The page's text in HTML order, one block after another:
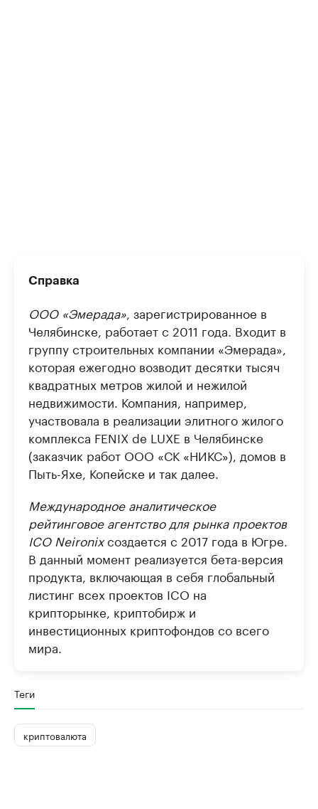
Справка
ООО «Эмерада» , зарегистрированное в
Челябинске, работает с 2011 года. Входит в
группу строительных компании «Эмерада»,
которая ежегодно возводит десятки тысяч
квадратных метров жилой и нежилой
недвижимости. Компания, например,
участвовала в реализации элитного жилого
комплекса FENIX de LUXE в Челябинске
(заказчик работ ООО «СК «НИКС»), домов в
Пыть-Яхе, Копейске и так далее.
Международное аналитическое
рейтинговое агентство для рынка проектов
ICO Neironixсоздается с 2017 года в Югре.
В данный момент реализуется бета-версия
продукта, включающая в себя глобальный
листинг всех проектов ICO на
крипторынке, криптобирж и
инвестиционных криптофондов со всего
мира.
Теги
криптовалюта